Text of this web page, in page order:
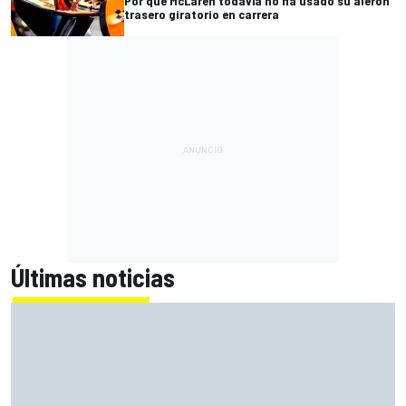
trasero giratorio en carrera
Últimas noticias